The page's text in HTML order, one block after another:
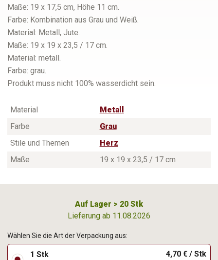
Maße: 19 x 17,5 cm, Höhe 11 cm.
Farbe: Kombination aus Grau und Weiß.
Material: Metall, Jute.
Maße: 19 x 19 x 23,5 / 17 cm.
Material: metall.
Farbe: grau.
Produkt muss nicht 100% wasserdicht sein.
Material
Metall
Farbe
Grau
Stile und Themen
Herz
Maße
19 x 19 x 23,5 / 17 cm
Auf Lager > 20 Stk
Lieferung ab 11.08.2026
Wählen Sie die Art der Verpackung aus:
1 Stk 4,70 € / Stk